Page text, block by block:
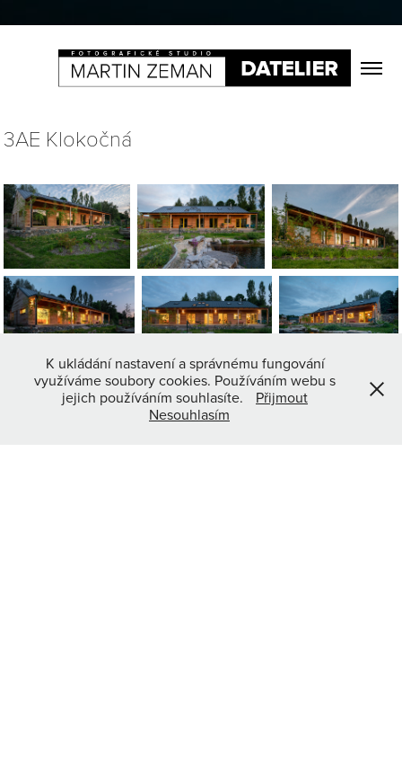
3AE Klokočná
K ukládání nastavení a správnému fungování
využíváme soubory cookies. Používáním webu s
jejich používáním souhlasíte.
Přijmout
Nesouhlasím